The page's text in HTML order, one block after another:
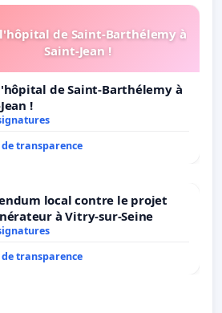
de Saint-Barthélemy à
Saint-Jean !
de Saint-Barthélemy à
!
transparence
local contre le projet
à Vitry-sur-Seine
transparence